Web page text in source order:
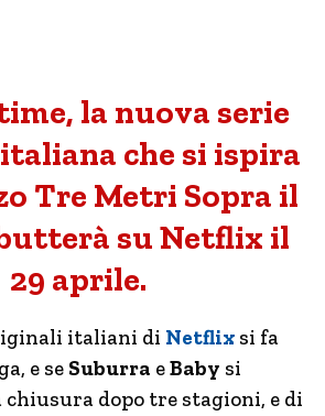
la nuova serie
che si ispira
Tre Metri Sopra il
su Netflix il
29 aprile.
italiani di Netflix si fa
e se Suburra eBaby si
dopo tre stagioni, e di